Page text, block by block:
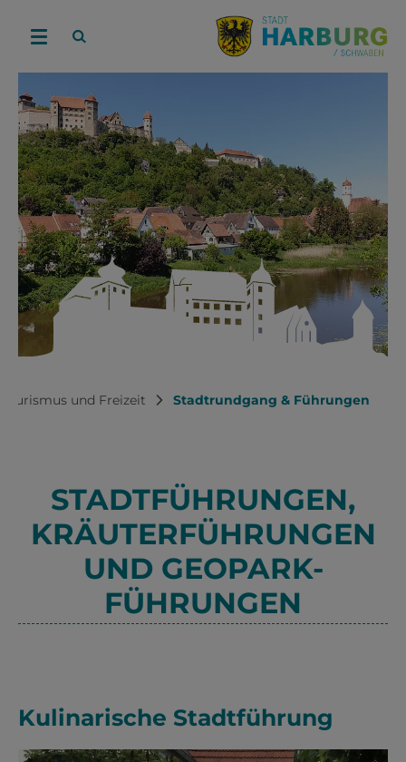
Stadtrundgang & Führungen
Tourismus und Freizeit
STADTFÜHRUNGEN,
KRÄUTERFÜHRUNGEN
UND GEOPARK-
FÜHRUNGEN
Kulinarische Stadtführung